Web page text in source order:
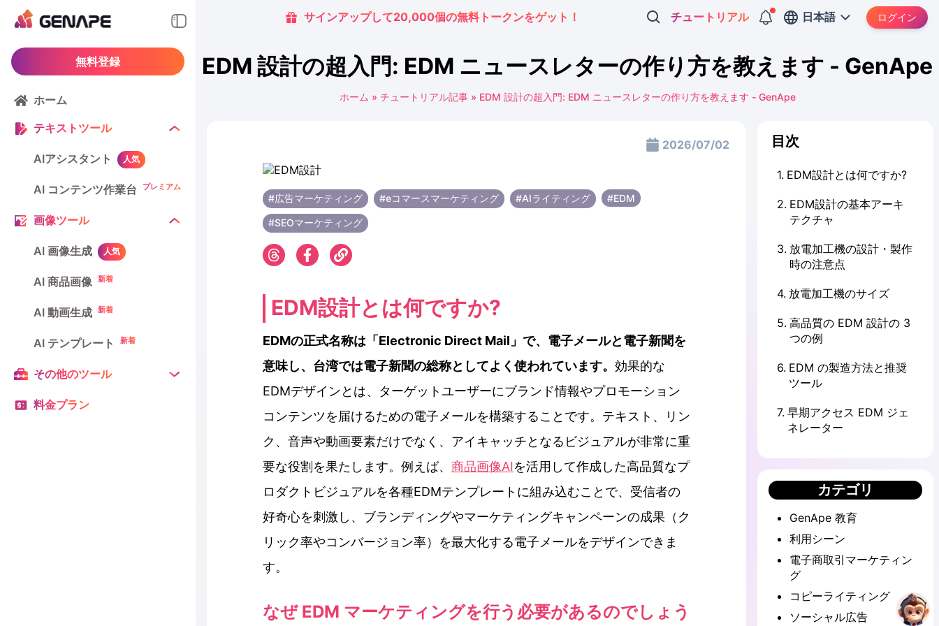
無料登録
ホーム
テキストツール
AIアシスタント 人気
AI コンテンツ作業台 プレミアム
画像ツール
AI 画像生成 人気
AI 商品画像 新着
AI 動画生成 新着
AI テンプレート 新着
その他のツール
料金プラン
サインアップして20,000個の無料トークンをゲット！ チュートリアル 日本語 ログイン
EDM 設計の超入門: EDM ニュースレターの作り方を教えます - GenApe
ホーム » チュートリアル記事» EDM 設計の超入門: EDM ニュースレターの作り方を教えます - GenApe
2026/07/02
#広告マーケティング #eコマースマーケティング #AIライティング #EDM
#SEOマーケティング
EDM設計とは何ですか?
EDMの正式名称は「Electronic Direct Mail」で、電子メールと電子新聞を
意味し、台湾では電子新聞の総称としてよく使われています。 効果的な
EDMデザインとは、ターゲットユーザーにブランド情報やプロモーション
コンテンツを届けるための電子メールを構築することです。テキスト、リン
ク、音声や動画要素だけでなく、アイキャッチとなるビジュアルが非常に重
要な役割を果たします。例えば、 商品画像AIを活用して作成した高品質なプ
ロダクトビジュアルを各種EDMテンプレートに組み込むことで、受信者の
好奇心を刺激し、ブランディングやマーケティングキャンペーンの成果（ク
リック率やコンバージョン率）を最大化する電子メールをデザインできま
す。
なぜ EDM マーケティングを行う必要があるのでしょう
目次
1. EDM設計とは何ですか?
2. EDM設計の基本アーキ
テクチャ
3. 放電加工機の設計・製作
時の注意点
4. 放電加工機のサイズ
5. 高品質の EDM 設計の 3
つの例
6. EDM の製造方法と推奨
ツール
7. 早期アクセス EDM ジェ
ネレーター
カテゴリ
GenApe 教育
利用シーン
電子商取引マーケティン
グ
コピーライティング
ソーシャル広告